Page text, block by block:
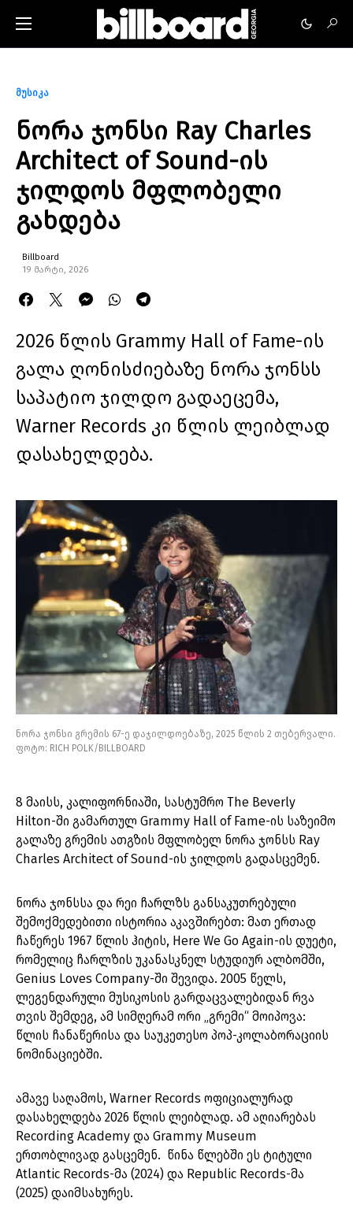
მუსიკა
ნორა ჯონსი Ray Charles
Architect of Sound-ის
ჯილდოს მფლობელი
გახდება
Billboard
19 მარტი, 2026
2026 წლის Grammy Hall of Fame-ის
გალა ღონისძიებაზე ნორა ჯონსს
საპატიო ჯილდო გადაეცემა,
Warner Records კი წლის ლეიბლად
დასახელდება.
ნორა ჯონსი გრემის 67-ე დაჯილდოებაზე, 2025 წლის 2 თებერვალი.
ფოტო: RICH POLK/BILLBOARD
8 მაისს, კალიფორნიაში, სასტუმრო The Beverly
Hilton-ში გამართულ Grammy Hall of Fame-ის საზეიმო
გალაზე გრემის ათგზის მფლობელ ნორა ჯონსს Ray
Charles Architect of Sound-ის ჯილდოს გადასცემენ.
ნორა ჯონსსა და რეი ჩარლზს განსაკუთრებული
შემოქმედებითი ისტორია აკავშირებთ: მათ ერთად
ჩაწერეს 1967 წლის ჰიტის, Here We Go Again-ის დუეტი,
რომელიც ჩარლზის უკანასკნელ სტუდიურ ალბომში,
Genius Loves Company-ში შევიდა. 2005 წელს,
ლეგენდარული მუსიკოსის გარდაცვალებიდან რვა
თვის შემდეგ, ამ სიმღერამ ორი „გრემი“ მოიპოვა:
წლის ჩანაწერისა და საუკეთესო პოპ-კოლაბორაციის
ნომინაციებში.
ამავე საღამოს, Warner Records ოფიციალურად
დასახელდება 2026 წლის ლეიბლად. ამ აღიარებას
Recording Academy და Grammy Museum
ერთობლივად გასცემენ. წინა წლებში ეს ტიტული
Atlantic Records-მა (2024) და Republic Records-მა
(2025) დაიმსახურეს.